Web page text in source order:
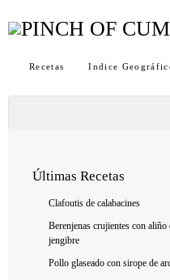
Recetas Indice
Últimas Recetas
Clafoutis de calabacines
Berenjenas crujientes con aliño
jengibre
Pollo glaseado con sirope de